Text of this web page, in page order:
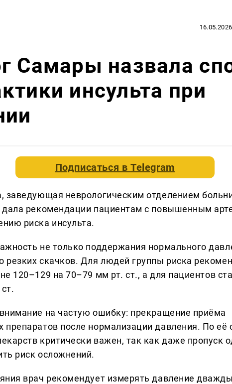
Самары назвала
инсульта при
Подписаться вTelegram
заведующая неврологическим отделением
дала рекомендации пациентам с повышенным
риска инсульта.
не только поддержания нормального
резких скачков. Для людей группы риска
120–129 на 70–79 мм рт. ст., а для пациентов
на частую ошибку: прекращение приёма
препаратов после нормализации давления. По её
критически важен, так как даже пропуск
риск осложнений.
врач рекомендует измерять давление